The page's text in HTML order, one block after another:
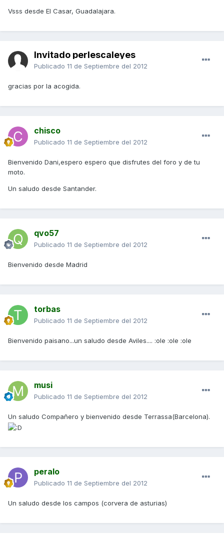
Vsss desde El Casar, Guadalajara.
Invitado perlescaleyes
Publicado 11 de Septiembre del 2012
gracias por la acogida.
chisco
Publicado 11 de Septiembre del 2012
Bienvenido Dani,espero espero que disfrutes del foro y de tu
moto.
Un saludo desde Santander.
qvo57
Publicado 11 de Septiembre del 2012
Bienvenido desde Madrid
torbas
Publicado 11 de Septiembre del 2012
Bienvenido paisano...un saludo desde Aviles.... :ole :ole :ole
musi
Publicado 11 de Septiembre del 2012
Un saludo Compañero y bienvenido desde Terrassa(Barcelona).
peralo
Publicado 11 de Septiembre del 2012
Un saludo desde los campos (corvera de asturias)